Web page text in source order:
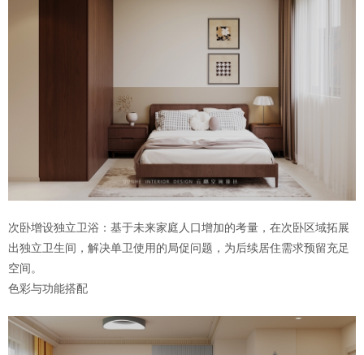
次卧增设独立卫浴：基于未来家庭人口增加的考量，在次卧区域拓展
出独立卫生间，解决单卫使用的局促问题，为后续居住需求预留充足
空间。
色彩与功能搭配